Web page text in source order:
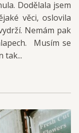
Dodělala jsem
věci, oslovila
Nemám pak
Musím se
tak...